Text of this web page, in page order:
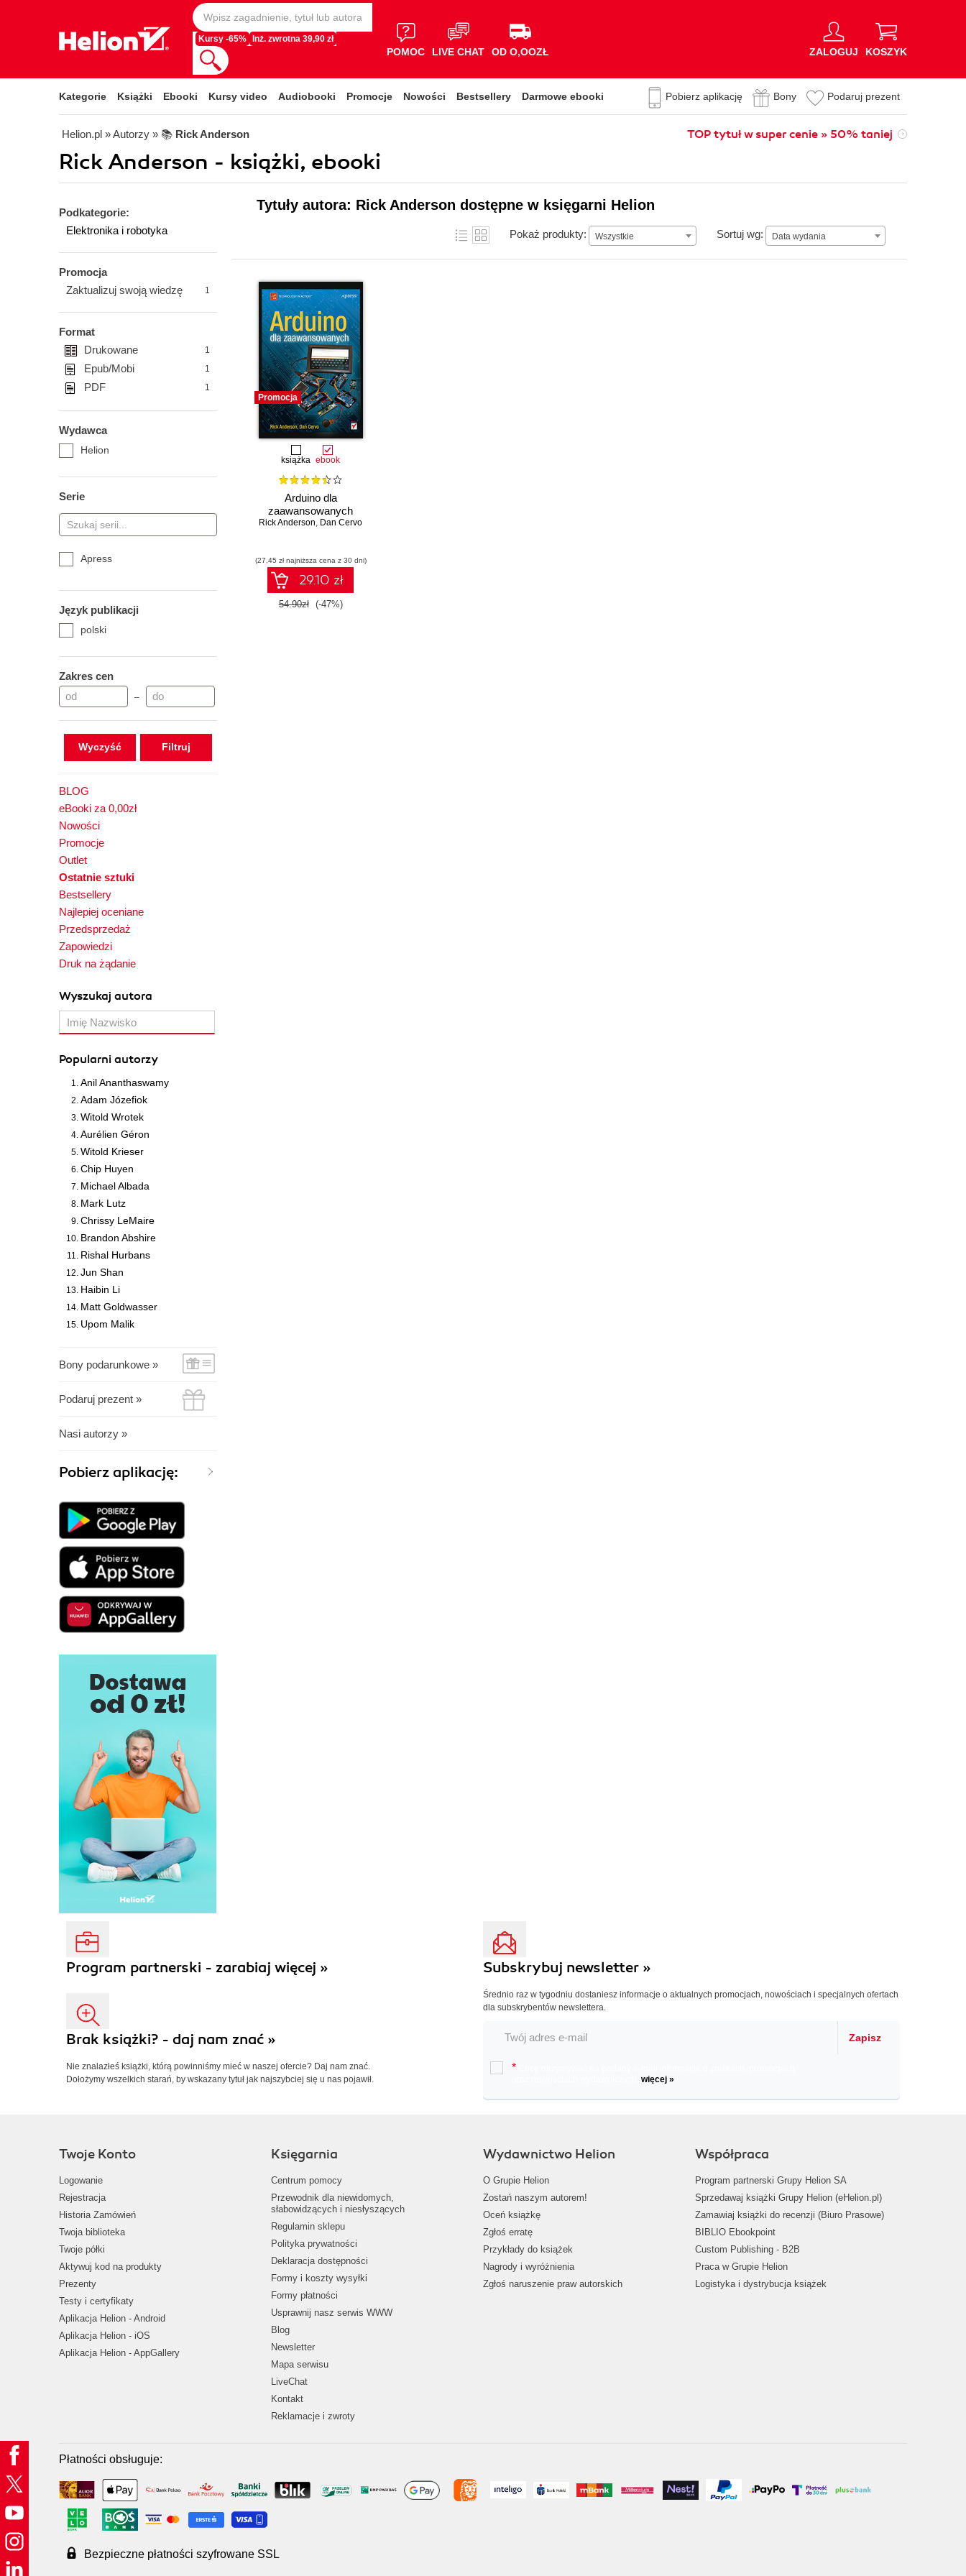
Kursy -65% Inż. zwrotna 39,90 zł
POMOC LIVE CHAT OD O,OOZŁ ZALOGUJ KOSZYK
Kategorie Książki Ebooki Kursy video Audiobooki Promocje Nowości Bestsellery Darmowe ebooki Pobierz aplikację Bony Podaruj prezent
Helion.pl » Autorzy » 📚 Rick Anderson TOP tytuł w super cenie » 50% taniej
Rick Anderson - książki, ebooki
Podkategorie:
Elektronika i robotyka
Promocja
Zaktualizuj swoją wiedzę
1
Format
Drukowane
1
Epub/Mobi 1
PDF 1
Wydawca
Helion
Serie
Apress
Język publikacji
polski
Zakres cen
–
Wyczyść
BLOG
eBooki za 0,00zł
Nowości
Promocje
Outlet
Ostatnie sztuki
Bestsellery
Najlepiej oceniane
Przedsprzedaż
Zapowiedzi
Druk na żądanie
Wyszukaj autora
Popularni autorzy
Anil Ananthaswamy
Adam Józefiok
Witold Wrotek
Aurélien Géron
Witold Krieser
Chip Huyen
Michael Albada
Mark Lutz
Chrissy LeMaire
Brandon Abshire
Rishal Hurbans
Jun Shan
Haibin Li
Matt Goldwasser
Upom Malik
Bony podarunkowe »
Podaruj prezent »
Nasi autorzy »
Pobierz aplikację:
Tytuły autora: Rick Anderson dostępne w księgarni Helion
Pokaż produkty: Wszystkie Sortuj wg: Data wydania
Data wydania
Promocja
książka ebook
Arduino dla
zaawansowanych
Rick Anderson, Dan Cervo
(27,45 zł najniższa cena z 30 dni)
29.10 zł
54.90zł (-47%)
Program partnerski - zarabiaj więcej »
Brak książki? - daj nam znać »
Nie znalazłeś książki, którą powinniśmy mieć w naszej ofercie? Daj nam znać.
Dołożymy wszelkich starań, by wskazany tytuł jak najszybciej się u nas pojawił.
Subskrybuj newsletter »
Średnio raz w tygodniu dostaniesz informacje o aktualnych promocjach, nowościach i specjalnych ofertach
dla subskrybentów newslettera.
Zapisz
*
więcej »
Twoje Konto
Logowanie
Rejestracja
Historia Zamówień
Twoja biblioteka
Twoje półki
Aktywuj kod na produkty
Prezenty
Testy i certyfikaty
Aplikacja Helion - Android
Aplikacja Helion - iOS
Aplikacja Helion - AppGallery
Księgarnia
Centrum pomocy
Przewodnik dla niewidomych,
słabowidzących i niesłyszących
Regulamin sklepu
Polityka prywatności
Deklaracja dostępności
Formy i koszty wysyłki
Formy płatności
Usprawnij nasz serwis WWW
Blog
Newsletter
Mapa serwisu
LiveChat
Kontakt
Reklamacje i zwroty
Wydawnictwo Helion
O Grupie Helion
Zostań naszym autorem!
Oceń książkę
Zgłoś erratę
Przykłady do książek
Nagrody i wyróżnienia
Zgłoś naruszenie praw autorskich
Współpraca
Program partnerski Grupy Helion SA
Sprzedawaj książki Grupy Helion (eHelion.pl)
Zamawiaj książki do recenzji (Biuro Prasowe)
BIBLIO Ebookpoint
Custom Publishing - B2B
Praca w Grupie Helion
Logistyka i dystrybucja książek
Płatności obsługuje:
Bezpieczne płatności szyfrowane SSL